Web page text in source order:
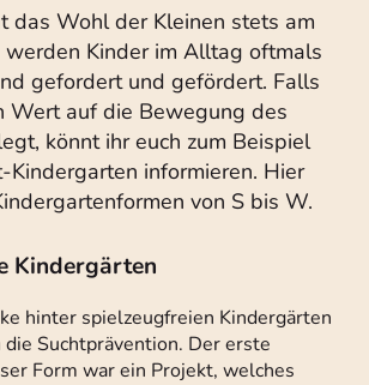
das Wohl der Kleinen stets am
werden Kinder im Alltag oftmals
gefordert und gefördert. Falls
Wert auf die Bewegung des
könnt ihr euch zum Beispiel
Kindergarten informieren. Hier
von S bis W.
Kindergärten
hinter spielzeugfreien Kindergärten
Suchtprävention. Der erste
Form war ein Projekt, welches